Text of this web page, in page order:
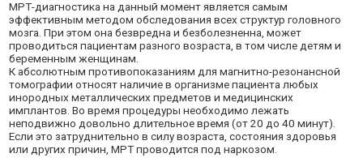
МРТ-диагностика на данный момент является самым
эффективным методом обследования всех структур головного
мозга. При этом она безвредна и безболезненна, может
проводиться пациентам разного возраста, в том числе детям и
беременным женщинам.
К абсолютным противопоказаниям для магнитно-резонансной
томографии относят наличие в организме пациента любых
инородных металлических предметов и медицинских
имплантов. Во время процедуры необходимо лежать
неподвижно довольно длительное время (от 20 до 40 минут).
Если это затруднительно в силу возраста, состояния здоровья
или других причин, МРТ проводится под наркозом.